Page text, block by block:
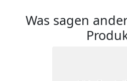
Was sagen